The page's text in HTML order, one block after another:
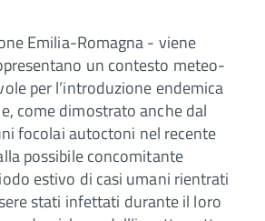
Emilia-Romagna - viene
un contesto meteo-
per l’introduzione endemica
come dimostrato anche dal
focolai autoctoni nel recente
possibile concomitante
estivo di casi umani rientrati
stati infettati durante il loro